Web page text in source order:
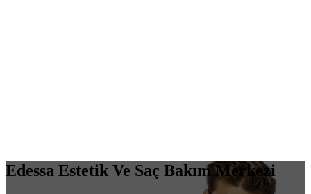
Edessa Estetik Ve Saç Bakım Merkezi